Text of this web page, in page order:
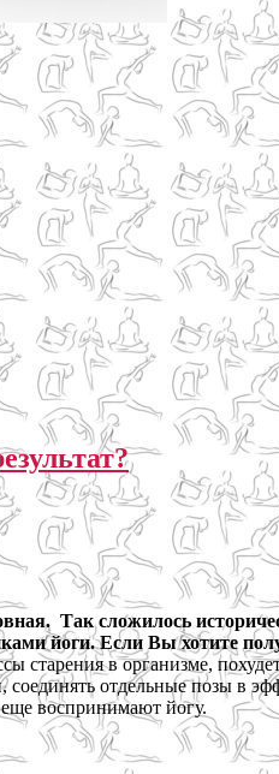
Так сложилось
йоги. Если Вы хотите
старения в организме,
отдельные позы в
воспринимают йогу.